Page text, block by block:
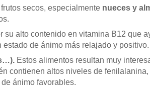
secos, especialmente nueces y
su alto contenido en vitamina B12 que
de ánimo más relajado y positivo.
Estos alimentos resultan muy
contienen altos niveles de
ánimo favorables.